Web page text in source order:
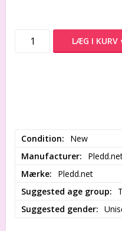
LÆG I KURV
Condition
New
Manufacturer
Mærke
Pledd.net
Suggested age group
Suggested gender